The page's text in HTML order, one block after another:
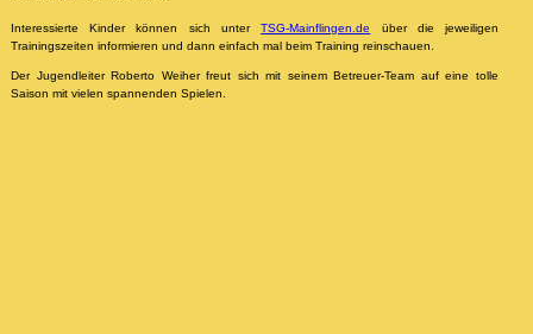
Interessierte Kinder können sich unterTSG-Mainflingen.de
über die jeweiligen
Trainingszeiten informieren und dann einfach mal beim Training reinschauen.
Der Jugendleiter Roberto Weiher freut sich mit seinem Betreuer-Team auf eine tolle
Saison mit vielen spannenden Spielen.